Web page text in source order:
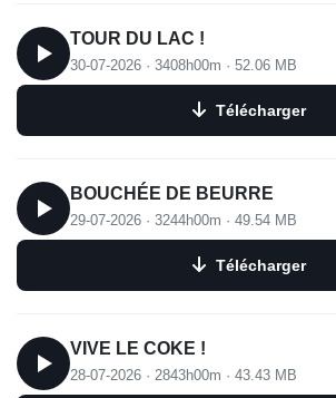
TOUR DU LAC !
30-07-2026 · 3408h00m · 52.06 MB
Télécharger
BOUCHÉE DE BEURRE
29-07-2026 · 3244h00m · 49.54 MB
Télécharger
VIVE LE COKE !
28-07-2026 · 2843h00m · 43.43 MB